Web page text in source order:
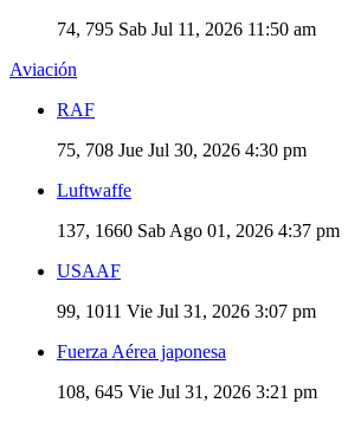
74, 795 Sab Jul 11, 2026 11:50 am
Aviación
RAF
75, 708 Jue Jul 30, 2026 4:30 pm
Luftwaffe
137, 1660 Sab Ago 01, 2026 4:37 pm
USAAF
99, 1011 Vie Jul 31, 2026 3:07 pm
Fuerza Aérea japonesa
108, 645 Vie Jul 31, 2026 3:21 pm